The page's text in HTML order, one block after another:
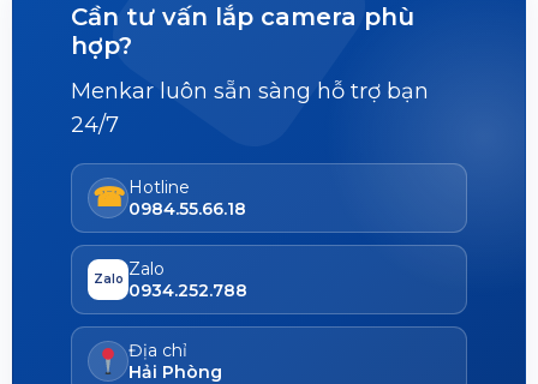
Cần tư vấn lắp camera phù
hợp?
Menkar luôn sẵn sàng hỗ trợ bạn
24/7
☎ Hotline
0984.55.66.18
Zalo Zalo
0934.252.788
Địa chỉ
Hải Phòng